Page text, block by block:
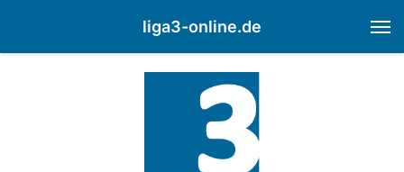
liga3-online.de